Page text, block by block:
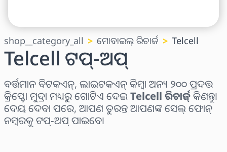
shop__category_all ମୋବାଇଲ୍ ରିଚାର୍ଜ Telcell
Telcell ଟପ୍-ଅପ୍
ବର୍ତ୍ତମାନ ବିଟକଏନ୍, ଲାଇଟକଏନ୍ କିମ୍ବା ଅନ୍ୟ ୨୦୦ ପ୍ରଦତ୍ତ
କ୍ରିପ୍ଟୋ ମୁଦ୍ରା ମଧ୍ୟରୁ ଗୋଟିଏ ଦେଇTelcell ରିଚାର୍ଜ୍କିଣନ୍ତୁ।
ଦେୟ ଦେବା ପରେ, ଆପଣ ତୁରନ୍ତ ଆପଣଙ୍କ ସେଲ୍ ଫୋନ୍
ନମ୍ବରକୁ ଟପ୍-ଅପ୍ ପାଇବେ।